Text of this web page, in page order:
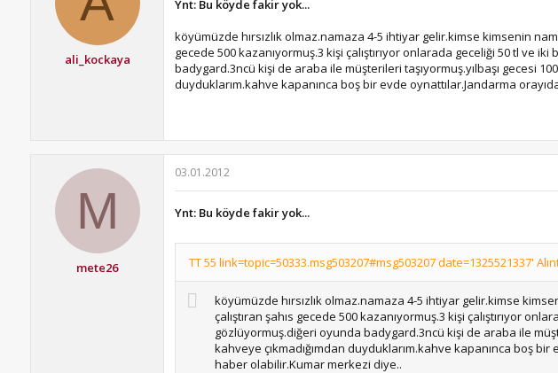
ali_kockaya
Ynt: Bu köyde fakir yok...
köyümüzde hırsızlık olmaz.namaza 4-5 ihtiyar gelir.kimse kimsenin
gecede 500 kazanıyormuş.3 kişi çalıştırıyor onlarada geceliği 50 tl ve
badygard.3ncü kişi de araba ile müşterileri taşıyormuş.yılbaşı gecesi
duyduklarım.kahve kapanınca boş bir evde oynattılar.Jandarma
M
mete26
03.01.2012
Ynt: Bu köyde fakir yok...
TT 55 link=topic=50333.msg503207#msg503207 date=1325521337'
köyümüzde hırsızlık olmaz.namaza 4-5 ihtiyar gelir.kimse
çalıştıran şahıs gecede 500 kazanıyormuş.3 kişi çalıştırıyor
gözlüyormuş.diğeri oyunda badygard.3ncü kişi de araba ile
kahveye çıkmadığımdan duyduklarım.kahve kapanınca boş
haber olabilir.Kumar merkezi diye..